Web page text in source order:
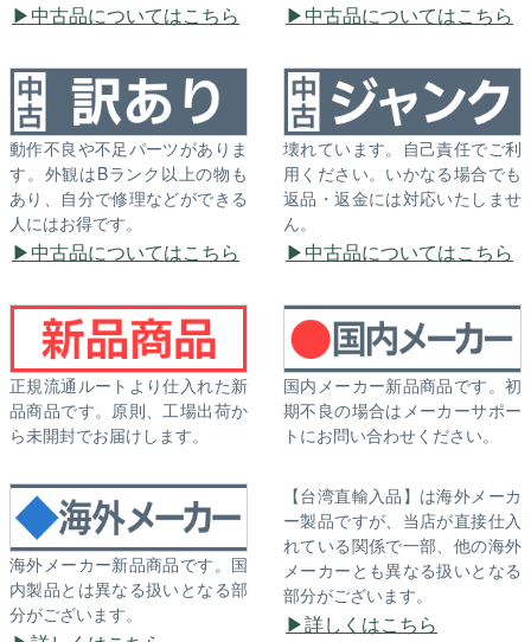
中古品についてはこちら 中古品についてはこちら
動作不良や不足パーツがありま
す。外観はBランク以上の物も
あり、自分で修理などができる
人にはお得です。
中古品についてはこちら
壊れています。自己責任でご利
用ください。いかなる場合でも
返品・返金には対応いたしませ
ん。
中古品についてはこちら
正規流通ルートより仕入れた新
品商品です。原則、工場出荷か
ら未開封でお届けします。
国内メーカー新品商品です。初
期不良の場合はメーカーサポー
トにお問い合わせください。
海外メーカー新品商品です。国
内製品とは異なる扱いとなる部
分がございます。
【台湾直輸入品】は海外メーカ
ー製品ですが、当店が直接仕入
れている関係で一部、他の海外
メーカーとも異なる扱いとなる
部分がございます。
詳しくはこちら